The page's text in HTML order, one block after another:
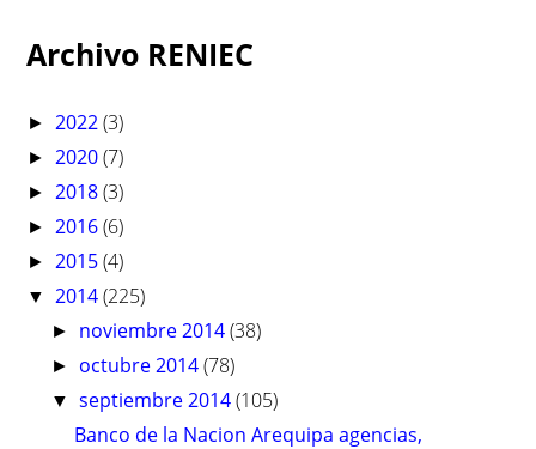
Archivo RENIEC
► 2022(3)
► 2020(7)
► 2018(3)
► 2016(6)
► 2015(4)
▼ 2014(225)
► noviembre 2014(38)
► octubre 2014(78)
▼ septiembre 2014(105)
Banco de la Nacion Arequipa agencias,